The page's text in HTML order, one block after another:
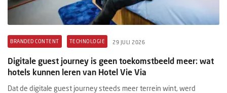
BRANDED CONTENT TECHNOLOGIE 29 JULI 2026
Digitale guest journey is geen toekomstbeeld meer: wat
hotels kunnen leren van Hotel Vie Via
Dat de digitale guest journey steeds meer terrein wint, werd